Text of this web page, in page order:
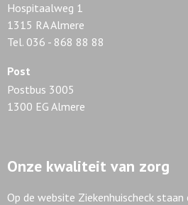
Hospitaalweg 1
1315 RA Almere
Tel. 036 - 868 88 88
Post
Postbus 3005
1300 EG Almere
Onze kwaliteit van zorg
Op de website Ziekenhuischeck